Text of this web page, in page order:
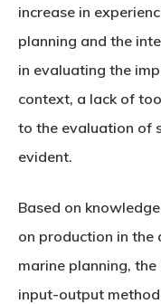
increase in
planning and the
in evaluating the
context, a lack of
to the evaluation of
evident.
Based on
on production in
marine planning,
input-output